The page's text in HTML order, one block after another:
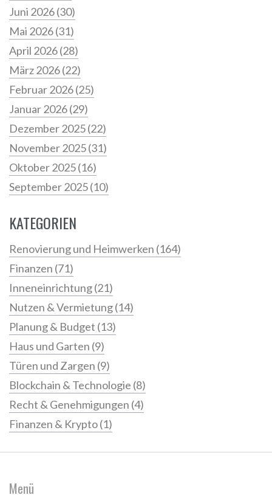
Juni 2026(30)
Mai 2026(31)
April 2026(28)
März 2026(22)
Februar 2026(25)
Januar 2026(29)
Dezember 2025(22)
November 2025(31)
Oktober 2025(16)
September 2025(10)
KATEGORIEN
Renovierung und Heimwerken (164)
Finanzen (71)
Inneneinrichtung(21)
Nutzen & Vermietung(14)
Planung & Budget (13)
Haus und Garten (9)
Türen und Zargen (9)
Blockchain & Technologie (8)
Recht & Genehmigungen (4)
Finanzen & Krypto(1)
Menü